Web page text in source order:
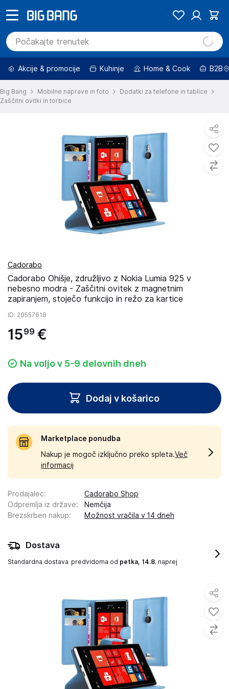
Akcije & promocije Kuhinje Home & Cook B2B
Big Bang Mobilne naprave in foto
Dodatki za telefone in tablice
Zaščitni ovitki in torbice
Cadorabo
Cadorabo Ohišje, združljivo z Nokia Lumia 925 v
nebesno modra - Zaščitni ovitek z magnetnim
zapiranjem, stoječo funkcijo in režo za kartice
ID: 20557618
1599 €
Na voljo v 5-9 delovnih dneh
Dodaj v košarico
Marketplace ponudba
Nakup je mogoč izključno preko spleta.Več
informacij
Prodajalec:
Cadorabo Shop
Odpremlja iz države:
Nemčija
Brezskrben nakup: Možnost vračila v 14 dneh
Dostava
Standardna dostava predvidoma od petka, 14.8. naprej